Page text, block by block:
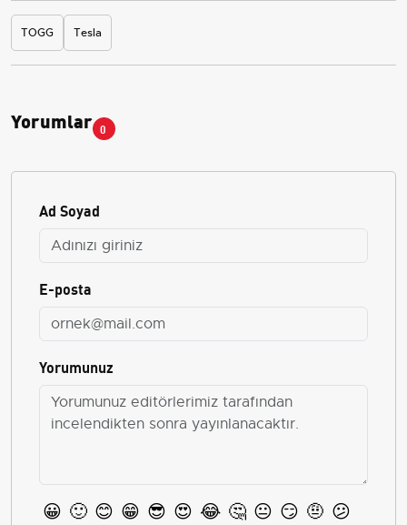
TOGG Tesla
Yorumlar 0
Ad Soyad
E-posta
Yorumunuz
😀 🙂 😊 😁 😎 😍 😂 🤔 😐 😏 🤨 😕